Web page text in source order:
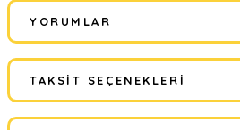
YORUMLAR
Bu ürüne ilk yorumu
TAKSIT SEÇENEKLERI